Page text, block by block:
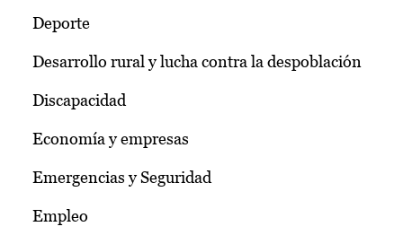
Deporte
Desarrollo rural y lucha contra la despoblación
Discapacidad
Economía y empresas
Emergencias y Seguridad
Empleo